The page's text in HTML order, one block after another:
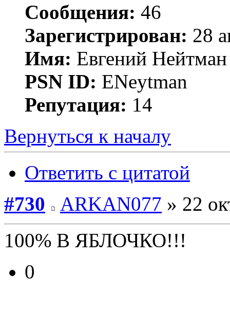
Сообщения: 46
Зарегистрирован: 28
Имя: Евгений Нейтман
PSN ID: ENeytman
Репутация: 14
Вернуться к началу
Ответить с цитатой
#730
ARKAN077 » 22
100% В ЯБЛОЧКО!!!
0